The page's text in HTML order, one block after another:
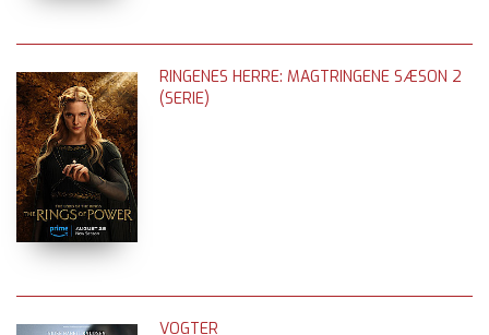
RINGENES HERRE: MAGTRINGENE SÆSON 2
(SERIE)
VOGTER